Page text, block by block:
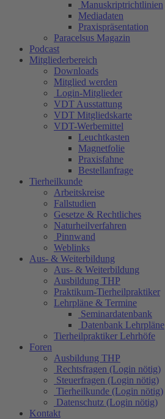
Manuskriptrichtlinien
Mediadaten
Praxispräsentation
Paracelsus Magazin
Podcast
Mitgliederbereich
Downloads
Mitglied werden
Login-Mitglieder
VDT Ausstattung
VDT Mitgliedskarte
VDT-Werbemittel
Leuchtkasten
Magnetfolie
Praxisfahne
Bestellanfrage
Tierheilkunde
Arbeitskreise
Fallstudien
Gesetze & Rechtliches
Naturheilverfahren
Pinnwand
Weblinks
Aus- & Weiterbildung
Aus- & Weiterbildung
Ausbildung THP
Praktikum-Tierheilpraktiker
Lehrpläne & Termine
Seminardatenbank
Datenbank Lehrpläne
Tierheilpraktiker Lehrhöfe
Foren
Ausbildung THP
Rechtsfragen (Login nötig)
Steuerfragen (Login nötig)
Tierheilkunde (Login nötig)
Datenschutz (Login nötig)
Kontakt